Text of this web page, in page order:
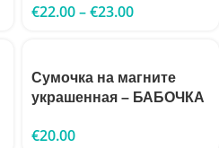
€22.00–€23.00
Сумочка на магните
украшенная – БАБОЧКА
€20.00